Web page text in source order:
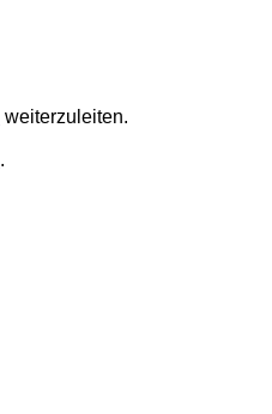
weiterzuleiten.
.